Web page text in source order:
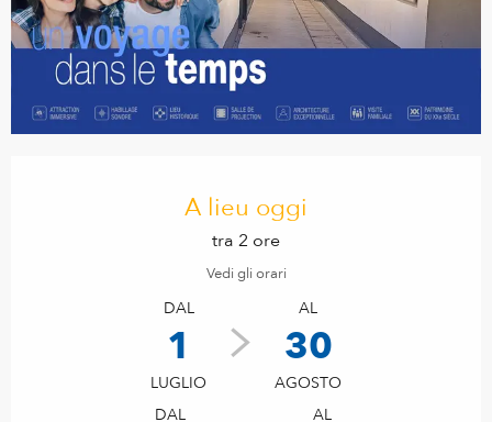
A lieu oggi
tra 2 ore
Vedi gli orari
DAL
1
LUGLIO
AL
30
AGOSTO
DAL
AL